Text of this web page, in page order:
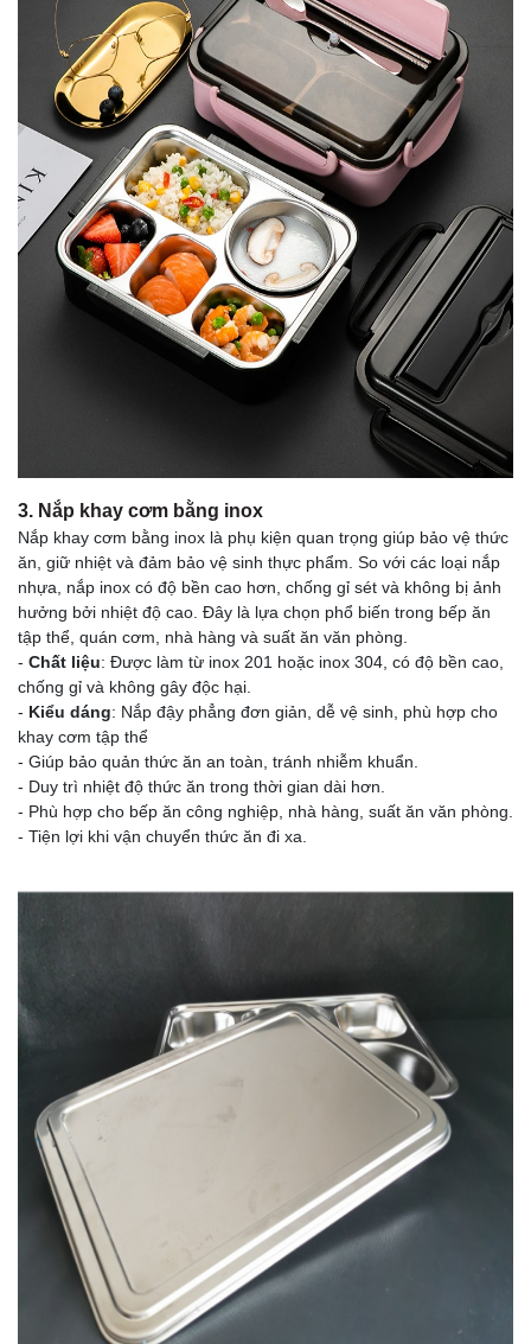
3. Nắp khay cơm bằng inox
Nắp khay cơm bằng inox là phụ kiện quan trọng giúp bảo vệ thức
ăn, giữ nhiệt và đảm bảo vệ sinh thực phẩm. So với các loại nắp
nhựa, nắp inox có độ bền cao hơn, chống gỉ sét và không bị ảnh
hưởng bởi nhiệt độ cao. Đây là lựa chọn phổ biến trong bếp ăn
tập thể, quán cơm, nhà hàng và suất ăn văn phòng.
- Chất liệu: Được làm từ inox 201 hoặc inox 304, có độ bền cao,
chống gỉ và không gây độc hại.
- Kiểu dáng: Nắp đậy phẳng đơn giản, dễ vệ sinh, phù hợp cho
khay cơm tập thể
- Giúp bảo quản thức ăn an toàn, tránh nhiễm khuẩn.
- Duy trì nhiệt độ thức ăn trong thời gian dài hơn.
- Phù hợp cho bếp ăn công nghiệp, nhà hàng, suất ăn văn phòng.
- Tiện lợi khi vận chuyển thức ăn đi xa.